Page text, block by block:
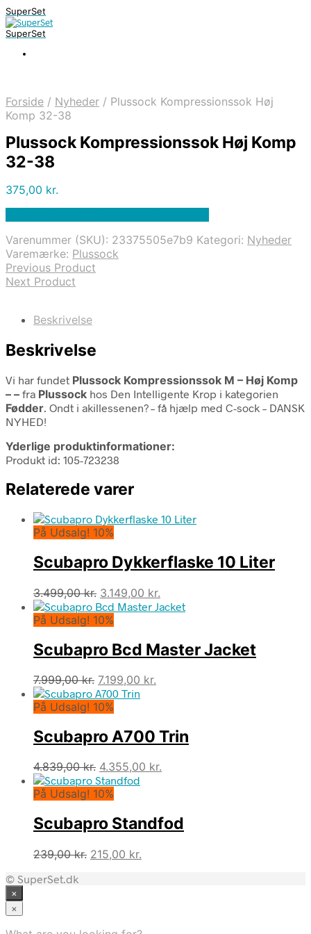
SuperSet
SuperSet
Forside / Nyheder / Plussock Kompressionssok Høj
Komp 32-38
Plussock Kompressionssok Høj Komp
32-38
375,00 kr.
Varenummer (SKU): 23375505e7b9 Kategori: Nyheder
Varemærke: Plussock
Previous Product
Next Product
Beskrivelse
Beskrivelse
Vi har fundet Plussock Kompressionssok M – Høj Komp
– – fra Plussock hos Den Intelligente Krop i kategorien
Fødder. Ondt i akillessenen? – få hjælp med C-sock – DANSK
NYHED!
Yderlige produktinformationer:
Produkt id: 105-723238
Relaterede varer
På Udsalg! 10%
Scubapro Dykkerflaske 10 Liter
3.499,00kr. Den
oprindelige
pris
3.499,00 kr..
3.149,00 kr.
aktuelle
3.149,00 kr..
På Udsalg! 10%
Scubapro Bcd Master Jacket
7.999,00kr. Den
oprindelige
pris
7.999,00 kr..
7.199,00 kr.
7.199,00 kr..
På Udsalg! 10%
Scubapro A700 Trin
4.839,00kr. Den
oprindelige
pris
4.839,00 kr..
4.355,00 kr.
4.355,00 kr..
På Udsalg! 10%
Scubapro Standfod
239,00kr. Den
215,00 kr.
© SuperSet.dk
×
×